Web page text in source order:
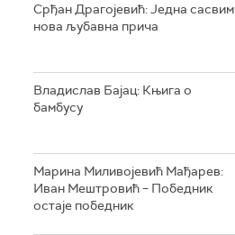
Срђан Драгојевић: Једна сасвим
нова љубавна прича
Владислав Бајац: Књига о
бамбусу
Марина Миливојевић Мађарев:
Иван Мештровић – Победник
остаје победник